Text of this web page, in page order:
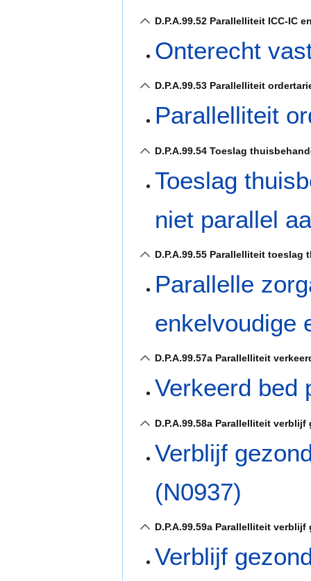
D.P.A.99.52 Parallelliteit ICC-IC
Onterecht
D.P.A.99.53 Parallelliteit
Parallelliteit
D.P.A.99.54 Toeslag
Toeslag
niet parallel
D.P.A.99.55 Parallelliteit
Parallelle
enkelvoudige
D.P.A.99.57a Parallelliteit
Verkeerd bed
D.P.A.99.58a Parallelliteit
Verblijf
(N0937)
D.P.A.99.59a Parallelliteit
Verblijf